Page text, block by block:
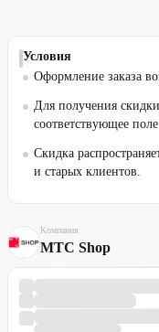
Условия
Оформление заказа
Для получения
соответствующее
Скидка
и старых клиентов.
Компания
МТС Shop